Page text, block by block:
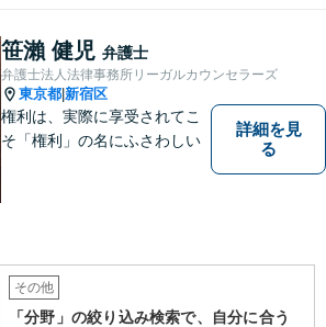
す！「複雑な相続問題も最初
から最後までサポート」【休
日・夜間面談対応】【電話相
談可】
笹瀨 健児 弁護士
弁護士法人法律事務所リーガルカウンセラーズ
東京都 新宿区
権利は、実際に享受されてこ
そ「権利」の名にふさわしい
詳細を見
る
その他
「分野」の絞り込み検索で、自分に合う